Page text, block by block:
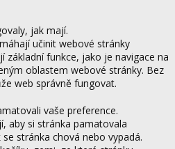
jak mají.
učinit webové stránky
funkce, jako je navigace na
oblastem webové stránky. Bez
web správně fungovat.
vaše preference.
aby si stránka pamatovala
stránka chová nebo vypadá.